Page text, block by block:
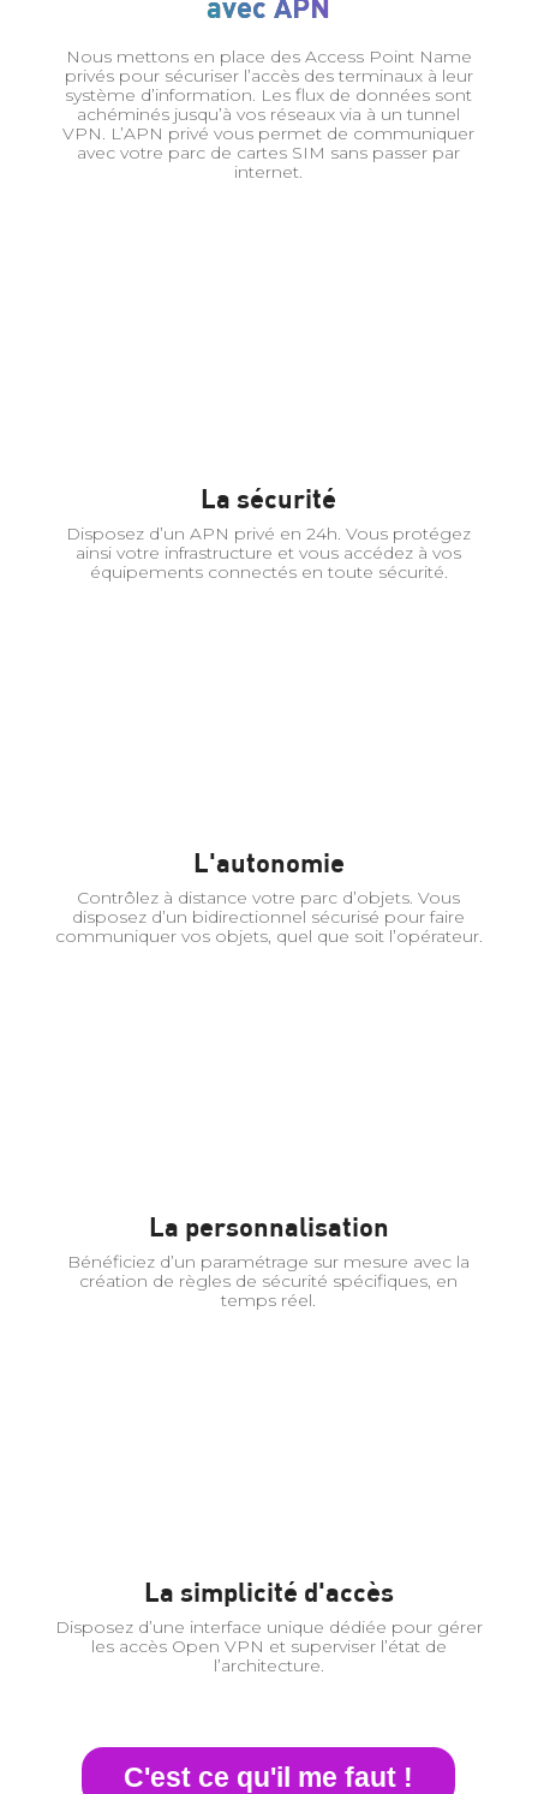
Nous mettons en place des Access Point Name
privés pour sécuriser l’accès des terminaux à leur
système d’information. Les flux de données sont
achéminés jusqu’à vos réseaux via à un tunnel
VPN. L’APN privé vous permet de communiquer
avec votre parc de cartes SIM sans passer par
internet.
La sécurité
Disposez d’un APN privé en 24h. Vous protégez
ainsi votre infrastructure et vous accédez à vos
équipements connectés en toute sécurité.
L'autonomie
Contrôlez à distance votre parc d’objets. Vous
disposez d’un bidirectionnel sécurisé pour faire
communiquer vos objets, quel que soit l’opérateur.
La personnalisation
Bénéficiez d’un paramétrage sur mesure avec la
création de règles de sécurité spécifiques, en
temps réel.
La simplicité d'accès
Disposez d’une interface unique dédiée pour gérer
les accès Open VPN et superviser l’état de
l’architecture.
C'est ce qu'il me faut !